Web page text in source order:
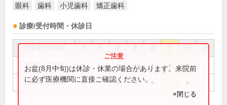
眼科 歯科 小児歯科 矯正歯科
診療/受付時間・休診日
祝
9:00～12:00 ● ● ● ● ●
15:30～19:00 ● ● ●
お盆(8月中旬)は休診・休業の場合があります。来院前
に必ず医療機関に直接ご確認ください。
×閉じる